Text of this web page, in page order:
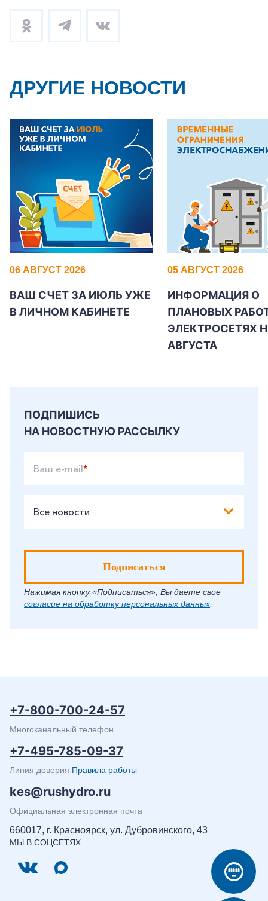
ДРУГИЕ НОВОСТИ
06 АВГУСТ 2026
ВАШ СЧЕТ ЗА ИЮЛЬ УЖЕ
В ЛИЧНОМ КАБИНЕТЕ
05 АВГУСТ 2026
ИНФОРМАЦИЯ О
ПЛАНОВЫХ
ЭЛЕКТРОСЕТЯХ
АВГУСТА
ПОДПИШИСЬ
НА НОВОСТНУЮ РАССЫЛКУ
Ваш e-mail*
Все новости
Подписаться
Нажимая кнопку «Подписаться», Вы даете свое
согласие на обработку персональных данных
МЫ В СОЦСЕТЯХ
+7-800-700-24-57
Многоканальный телефон
+7-495-785-09-37
Линия доверия Правила работы
kes@rushydro.ru
Официальная электронная почта
660017, г. Красноярск, ул. Дубровинского, 43